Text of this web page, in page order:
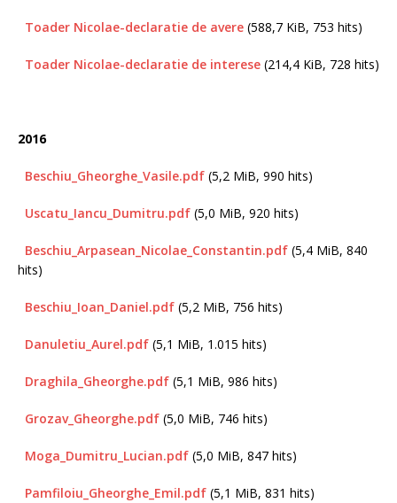
Toader Nicolae-declaratie de avere (588,7 KiB, 753 hits)
Toader Nicolae-declaratie de interese (214,4 KiB, 728 hits)
2016
Beschiu_Gheorghe_Vasile.pdf (5,2 MiB, 990 hits)
Uscatu_Iancu_Dumitru.pdf (5,0 MiB, 920 hits)
Beschiu_Arpasean_Nicolae_Constantin.pdf (5,4 MiB, 840
hits)
Beschiu_Ioan_Daniel.pdf (5,2 MiB, 756 hits)
Danuletiu_Aurel.pdf (5,1 MiB, 1.015 hits)
Draghila_Gheorghe.pdf (5,1 MiB, 986 hits)
Grozav_Gheorghe.pdf (5,0 MiB, 746 hits)
Moga_Dumitru_Lucian.pdf (5,0 MiB, 847 hits)
Pamfiloiu_Gheorghe_Emil.pdf (5,1 MiB, 831 hits)